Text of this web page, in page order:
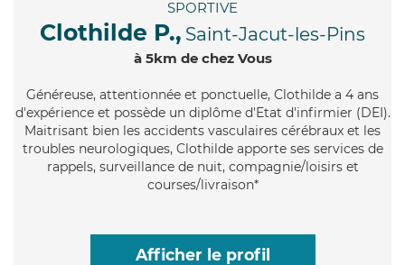
SPORTIVE
Clothilde P., Saint-Jacut-les-Pins
à 5km de chez Vous
Généreuse, attentionnée et ponctuelle, Clothilde a 4 ans
d'expérience et possède un diplôme d'Etat d'infirmier (DEI).
Maitrisant bien les accidents vasculaires cérébraux et les
troubles neurologiques, Clothilde apporte ses services de
rappels, surveillance de nuit, compagnie/loisirs et
courses/livraison*
Afficher le profil